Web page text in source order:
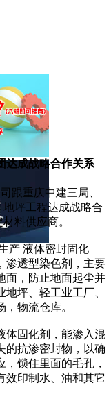
达成战略合作关系
跟重庆中建三局、
坪工程达成战略合
料供应商。
产 液体密封固化
渗透型染色剂，主要
面，防止地面起尘并
坪、轻工业工厂、
物流仓库。
体固化剂，能渗入混
的抗渗密封物，以确
锁住里面的毛孔，
效印制水、油和其它